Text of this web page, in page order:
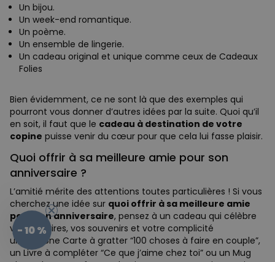
Un bijou.
Un week-end romantique.
Un poème.
Un ensemble de lingerie.
Un cadeau original et unique comme ceux de Cadeaux
Folies
Bien évidemment, ce ne sont là que des exemples qui
pourront vous donner d’autres idées par la suite. Quoi qu’il
en soit, il faut que le cadeau à destination de votre
copine puisse venir du cœur pour que cela lui fasse plaisir.
Quoi offrir à sa meilleure amie pour son
anniversaire ?
L’amitié mérite des attentions toutes particulières ! Si vous
cherchez une idée sur quoi offrir à sa meilleure amie
pour son anniversaire, pensez à un cadeau qui célèbre
vos fous rires, vos souvenirs et votre complicité
unique. Une Carte à gratter “100 choses à faire en couple”,
un Livre à compléter “Ce que j’aime chez toi” ou un Mug
- 10 %